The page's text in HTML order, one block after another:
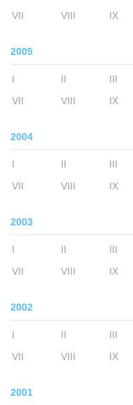
VII
VIII IX
2005
I II III
VII
VIII IX
2004
I II III
VII
VIII IX
2003
I II III
VII
VIII IX
2002
I II III
VII
VIII IX
2001